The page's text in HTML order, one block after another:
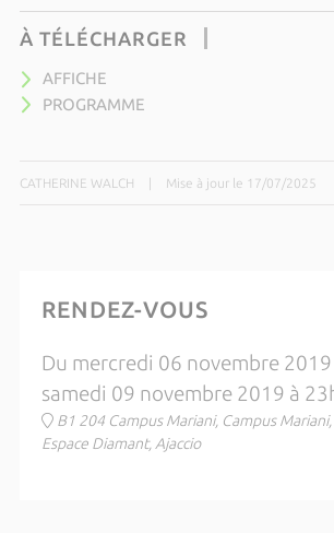
À TÉLÉCHARGER
AFFICHE
PROGRAMME
CATHERINE WALCH Mise à jour le 17/07/2025
RENDEZ-VOUS
Du mercredi 06 novembre
samedi 09 novembre 2019 à
B1 204 Campus Mariani, Campus
Espace Diamant, Ajaccio